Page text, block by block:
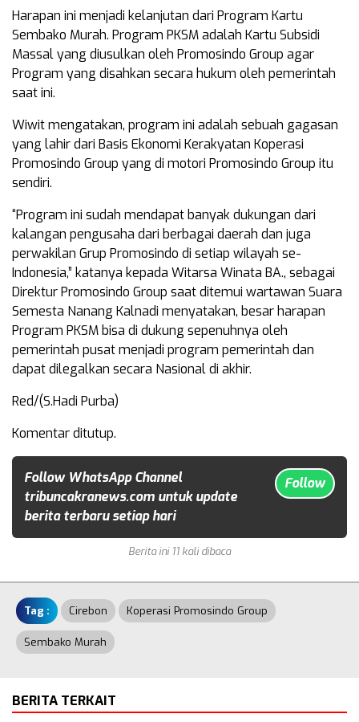
Harapan ini menjadi kelanjutan dari Program Kartu
Sembako Murah. Program PKSM adalah Kartu Subsidi
Massal yang diusulkan oleh Promosindo Group agar
Program yang disahkan secara hukum oleh pemerintah
saat ini.
Wiwit mengatakan, program ini adalah sebuah gagasan
yang lahir dari Basis Ekonomi Kerakyatan Koperasi
Promosindo Group yang di motori Promosindo Group itu
sendiri.
“Program ini sudah mendapat banyak dukungan dari
kalangan pengusaha dari berbagai daerah dan juga
perwakilan Grup Promosindo di setiap wilayah se-
Indonesia,” katanya kepada Witarsa Winata BA., sebagai
Direktur Promosindo Group saat ditemui wartawan Suara
Semesta Nanang Kalnadi menyatakan, besar harapan
Program PKSM bisa di dukung sepenuhnya oleh
pemerintah pusat menjadi program pemerintah dan
dapat dilegalkan secara Nasional di akhir.
Red/(S.Hadi Purba)
Komentar ditutup.
Follow WhatsApp Channel
tribuncakranews.com untuk update
berita terbaru setiap hari
Follow
Berita ini 11 kali dibaca
Tag : Cirebon Koperasi Promosindo Group
Sembako Murah
BERITA TERKAIT